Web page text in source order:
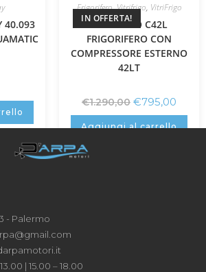
40.093
IN OFFERTA!
Frigorifero,Vitrifrigo, VitriFrigo
VITRIFRIGO C42L
FRIGORIFERO CON
COMPRESSORE ESTERNO
42LT
€1.290,00 €795,00
Aggiungi al carrello
- Palermo
| 15.00 – 18.00